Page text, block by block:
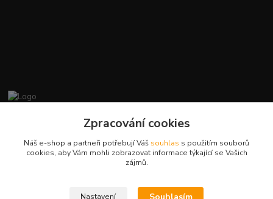
+420412384749
Zpracování cookies
Náš e-shop a partneři potřebují Váš souhlas s použitím souborů
cookies, aby Vám mohli zobrazovat informace týkající se Vašich
zájmů.
Nastavení